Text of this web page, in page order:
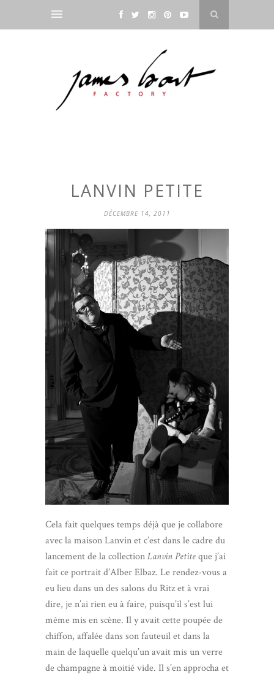
LANVIN PETITE
DÉCEMBRE 14, 2011
Cela fait quelques temps déjà que je collabore
avec la maison Lanvin et c’est dans le cadre du
lancement de la collectionLanvin Petiteque j’ai
fait ce portrait d’Alber Elbaz. Le rendez-vous a
eu lieu dans un des salons du Ritz et à vrai
dire, je n’ai rien eu à faire, puisqu’il s’est lui
même mis en scène. Il y avait cette poupée de
chiffon, affalée dans son fauteuil et dans la
main de laquelle quelqu’un avait mis un verre
de champagne à moitié vide. Il s’en approcha et